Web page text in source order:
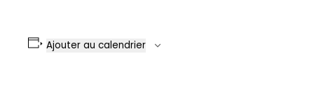
Ajouter au calendrier